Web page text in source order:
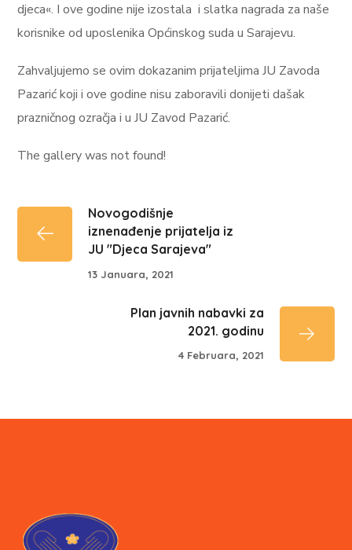
djeca«. I ove godine nije izostala i slatka nagrada za naše
korisnike od uposlenika Općinskog suda u Sarajevu.
Zahvaljujemo se ovim dokazanim prijateljima JU Zavoda
Pazarić koji i ove godine nisu zaboravili donijeti dašak
prazničnog ozračja i u JU Zavod Pazarić.
The gallery was not found!
Novogodišnje
iznenađenje prijatelja iz
JU "Djeca Sarajeva"
13 Januara, 2021
Plan javnih nabavki za
2021. godinu
4 Februara, 2021